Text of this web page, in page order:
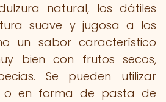
natural, los dátiles
suave y jugosa a los
un sabor característico
bien con frutos secos,
Se pueden utilizar
o en forma de pasta de